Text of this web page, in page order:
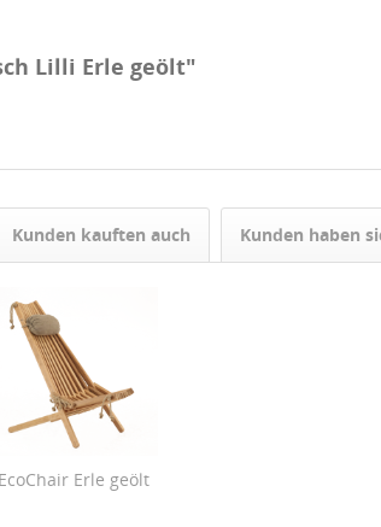
Lilli Erle geölt"
Kunden kauften auch Kunden haben
EcoChair Erle geölt